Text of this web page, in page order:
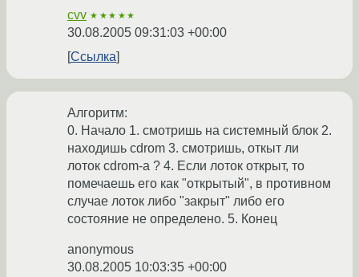
cvv ★★★★★
30.08.2005 09:31:03 +00:00
Ссылка
Алгоритм:
0. Начало 1. cмотришь на системный блок 2.
находишь cdrom 3. смотришь, откыт ли
лоток cdrom-а ? 4. Если лоток открыт, то
помечаешь его как "открытый", в противном
случае лоток либо "закрыт" либо его
состояние не определено. 5. Конец
anonymous
30.08.2005 10:03:35 +00:00